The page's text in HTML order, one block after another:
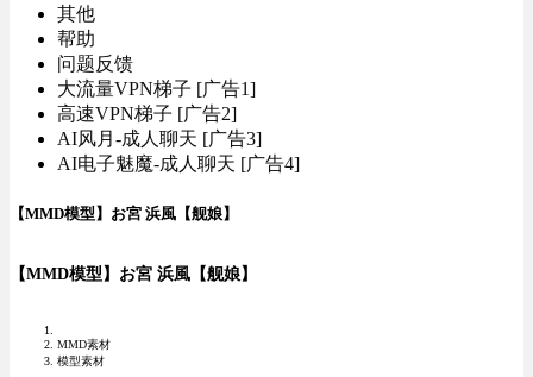
其他
帮助
问题反馈
大流量VPN梯子 [广告1]
高速VPN梯子 [广告2]
AI风月-成人聊天 [广告3]
AI电子魅魔-成人聊天 [广告4]
【MMD模型】お宮 浜風【舰娘】
【MMD模型】お宮 浜風【舰娘】
MMD素材
模型素材